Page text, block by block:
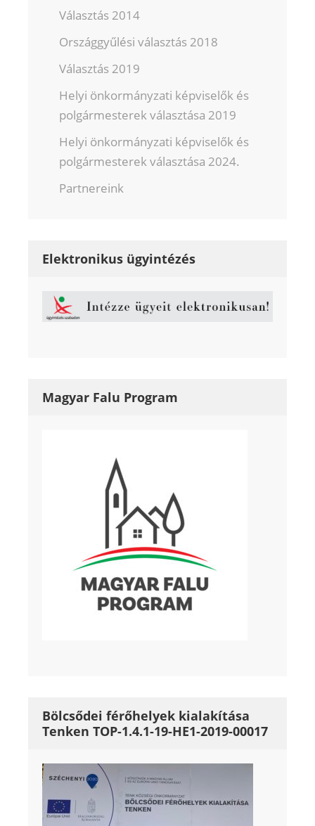
Választás 2014
Országgyűlési választás 2018
Választás 2019
Helyi önkormányzati képviselők és
polgármesterek választása 2019
Helyi önkormányzati képviselők és
polgármesterek választása 2024.
Partnereink
Elektronikus ügyintézés
Magyar Falu Program
Bölcsődei férőhelyek kialakítása
Tenken TOP-1.4.1-19-HE1-2019-00017